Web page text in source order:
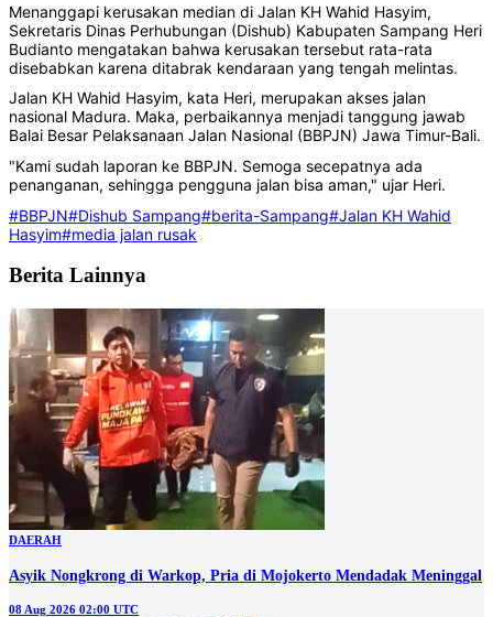
Menanggapi kerusakan median di Jalan KH Wahid Hasyim,
Sekretaris Dinas Perhubungan (Dishub) Kabupaten Sampang Heri
Budianto mengatakan bahwa kerusakan tersebut rata-rata
disebabkan karena ditabrak kendaraan yang tengah melintas.
Jalan KH Wahid Hasyim, kata Heri, merupakan akses jalan
nasional Madura. Maka, perbaikannya menjadi tanggung jawab
Balai Besar Pelaksanaan Jalan Nasional (BBPJN) Jawa Timur-Bali.
"Kami sudah laporan ke BBPJN. Semoga secepatnya ada
penanganan, sehingga pengguna jalan bisa aman," ujar Heri.
#BBPJN#Dishub Sampang#berita-Sampang#Jalan KH Wahid
Hasyim#media jalan rusak
Berita Lainnya
DAERAH
Asyik Nongkrong di Warkop, Pria di Mojokerto Mendadak Meninggal
08 Aug 2026 02:00 UTC